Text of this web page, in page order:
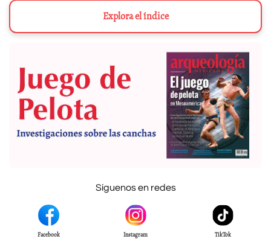
Explora el índice
Síguenos en redes
Facebook Instagram TikTok